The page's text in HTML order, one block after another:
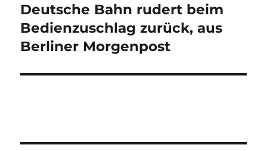
Beitrag:
Deutsche Bahn rudert beim
Bedienzuschlag zurück, aus
Berliner Morgenpost